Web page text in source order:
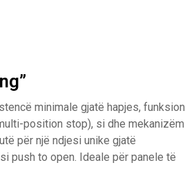
minimale gjatë hapjes, funksion
position stop), si dhe mekanizëm
për një ndjesi unike gjatë
push to open. Ideale për panele të